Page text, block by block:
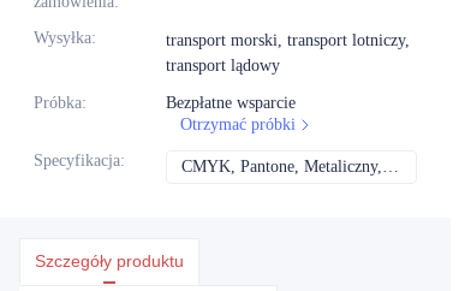
Wysyłka:
transport morski, transport lotniczy,
transport lądowy
Próbka:
Bezpłatne wsparcie
Otrzymać próbki
Specyfikacja: CMYK, Pantone, Metaliczny, Kolor spotowy itd.
Szczegóły produktu